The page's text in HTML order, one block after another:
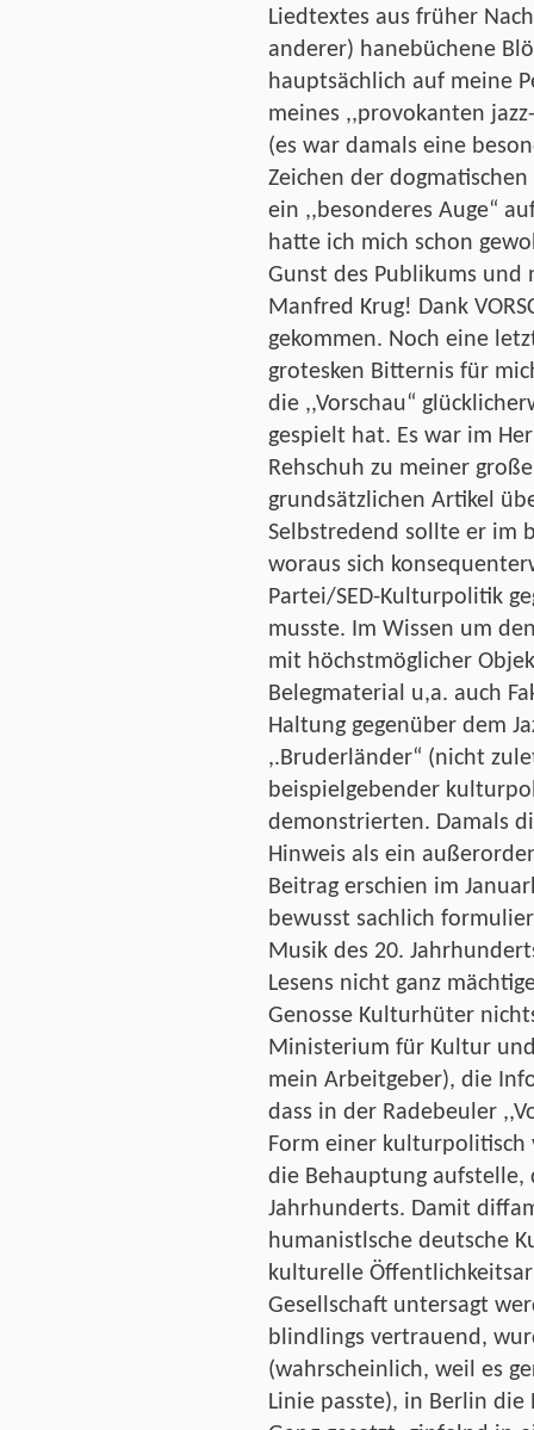
Liedtextes aus früher
anderer) hanebüchene
hauptsächlich auf meine
meines ,,provokanten
(es war damals eine
Zeichen der
ein ,,besonderes Auge“
hatte ich mich schon
Gunst des Publikums
Manfred Krug! Dank
gekommen. Noch eine
grotesken Bitternis für
die ,,Vorschau“
gespielt hat. Es war im
Rehschuh zu meiner
grundsätzlichen Artikel
Selbstredend sollte er im
woraus sich
Partei/SED-Kulturpolitik
musste. Im Wissen um
mit höchstmöglicher
Belegmaterial u,a. auch
Haltung gegenüber dem
,.Bruderländer“ (nicht
beispielgebender
demonstrierten. Damals
Hinweis als ein
Beitrag erschien im
bewusst sachlich
Musik des 20.
Lesens nicht ganz
Genosse Kulturhüter
Ministerium für Kultur
mein Arbeitgeber), die
dass in der Radebeuler
Form einer
die Behauptung aufstelle,
Jahrhunderts. Damit
humanistlsche deutsche
kulturelle
Gesellschaft untersagt
blindlings vertrauend,
(wahrscheinlich, weil es
Linie passte), in Berlin die